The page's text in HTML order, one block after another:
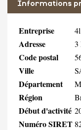
Informations
Entreprise 4l
Adresse 3
Code postal
Ville
Département
Région
Début d'activité
Numéro SIRET